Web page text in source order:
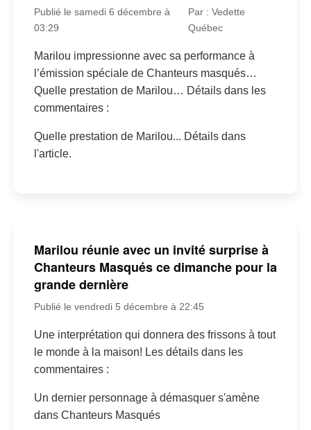
Publié le samedi 6 décembre à
03:29
Par : Vedette
Québec
Marilou impressionne avec sa performance à
l’émission spéciale de Chanteurs masqués…
Quelle prestation de Marilou… Détails dans les
commentaires :
Quelle prestation de Marilou... Détails dans
l'article.
Marilou réunie avec un invité surprise à
Chanteurs Masqués ce dimanche pour la
grande dernière
Publié le vendredi 5 décembre à 22:45
Une interprétation qui donnera des frissons à tout
le monde à la maison! Les détails dans les
commentaires :
Un dernier personnage à démasquer s'amène
dans Chanteurs Masqués